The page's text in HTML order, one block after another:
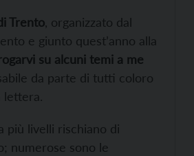
Trento , organizzato dal
e giunto quest’anno alla
su alcuni temi a me
da parte di tutti coloro
lettera.
più livelli rischiano di
numerose sono le